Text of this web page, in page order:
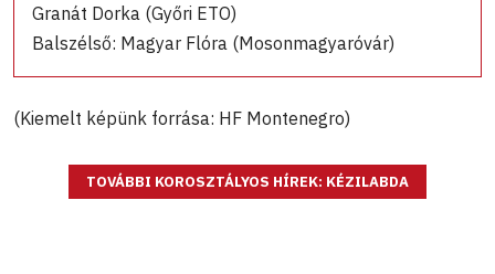
Granát Dorka (Győri ETO)
Balszélső: Magyar Flóra (Mosonmagyaróvár)
(Kiemelt képünk forrása: HF Montenegro)
TOVÁBBI KOROSZTÁLYOS HÍREK: KÉZILABDA